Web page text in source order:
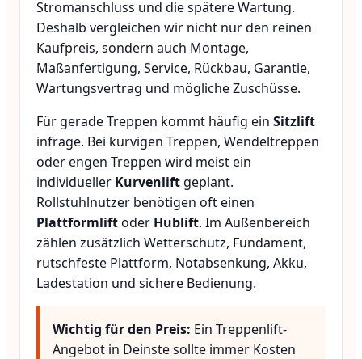
Stromanschluss und die spätere Wartung.
Deshalb vergleichen wir nicht nur den reinen
Kaufpreis, sondern auch Montage,
Maßanfertigung, Service, Rückbau, Garantie,
Wartungsvertrag und mögliche Zuschüsse.
Für gerade Treppen kommt häufig ein Sitzlift
infrage. Bei kurvigen Treppen, Wendeltreppen
oder engen Treppen wird meist ein
individueller Kurvenlift geplant.
Rollstuhlnutzer benötigen oft einen
Plattformliftoder Hublift. Im Außenbereich
zählen zusätzlich Wetterschutz, Fundament,
rutschfeste Plattform, Notabsenkung, Akku,
Ladestation und sichere Bedienung.
Wichtig für den Preis: Ein Treppenlift-
Angebot in Deinste sollte immer Kosten